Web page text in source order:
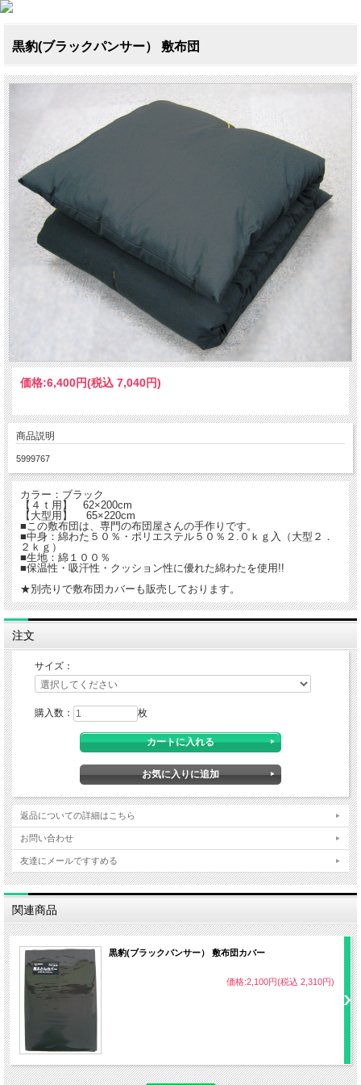
黒豹(ブラックパンサー） 敷布団
価格:6,400円(税込 7,040円)
商品説明
5999767
カラー：ブラック
【４ｔ用】 62×200cm
【大型用】 65×220cm
■この敷布団は、専門の布団屋さんの手作りです。
■中身：綿わた５０％・ポリエステル５０％２.０ｋｇ入（大型２．
２ｋｇ）
■生地：綿１００％
■保温性・吸汗性・クッション性に優れた綿わたを使用!!
★別売りで敷布団カバーも販売しております。
注文
サイズ：
購入数： 枚
返品についての詳細はこちら
お問い合わせ
友達にメールですすめる
関連商品
黒豹(ブラックパンサー） 敷布団カバー
価格:2,100円(税込 2,310円)